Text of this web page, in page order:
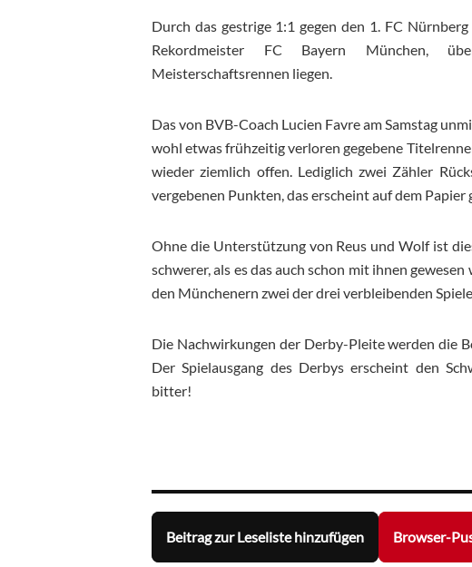
Durch das gestrige 1:1 gegen den 1. FC
Rekordmeister FC Bayern München,
Meisterschaftsrennen liegen.
Das von BVB-Coach Lucien Favre am Samstag
wohl etwas frühzeitig verloren gegebene
wieder ziemlich offen. Lediglich zwei Zähler
vergebenen Punkten, das erscheint auf dem
Ohne die Unterstützung von Reus und Wolf ist
schwerer, als es das auch schon mit ihnen
den Münchenern zwei der drei verbleibenden
Die Nachwirkungen der Derby-Pleite werden die
Der Spielausgang des Derbys erscheint den
bitter!
Beitrag zur Leseliste hinzufügen Browser-